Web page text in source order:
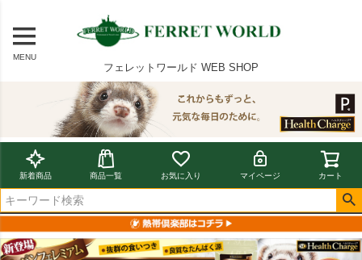
MENU
フェレットワールド WEB SHOP
新着商品 商品一覧 お気に入り マイページ カート